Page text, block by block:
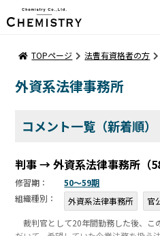
トップページ
転職事例コメント
転職をお考えの方へ
採用をお考えの方へ
会社概要
サーチポリシー
TOPページ 法曹有資格者の方
外資系法律事務所
コメント一覧（新着順）
判事 → 外資系法律事務所（58
修習期：
50〜59期
組織種別：
外資系法律事務所
官
裁判官として20年間勤務した後、こ